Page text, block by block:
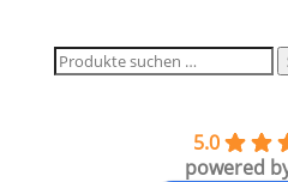
Suchen
nach:
5.0
powered